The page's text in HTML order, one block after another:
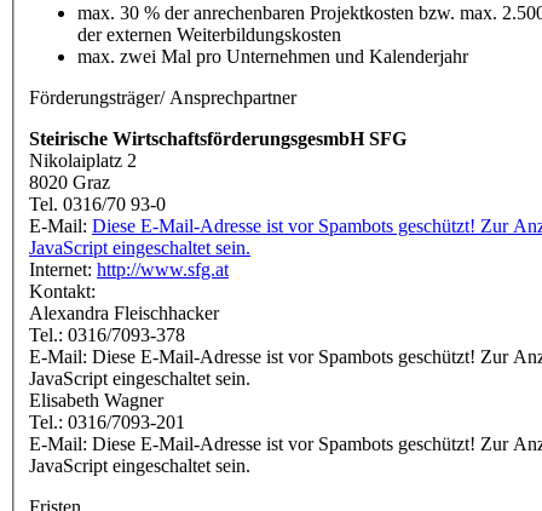
max. 30 % der anrechenbaren Projektkosten bzw. max.
der externen Weiterbildungskosten
max. zwei Mal pro Unternehmen und Kalenderjahr
Förderungsträger/ Ansprechpartner
Steirische WirtschaftsförderungsgesmbH SFG
Nikolaiplatz 2
8020 Graz
Tel. 0316/70 93-0
E-Mail: Diese E-Mail-Adresse ist vor Spambots geschützt! Zur
JavaScript eingeschaltet sein.
Internet: http://www.sfg.at
Kontakt:
Alexandra Fleischhacker
Tel.: 0316/7093-378
E-Mail: Diese E-Mail-Adresse ist vor Spambots geschützt! Zur
JavaScript eingeschaltet sein.
Elisabeth Wagner
Tel.: 0316/7093-201
E-Mail: Diese E-Mail-Adresse ist vor Spambots geschützt! Zur
JavaScript eingeschaltet sein.
Fristen